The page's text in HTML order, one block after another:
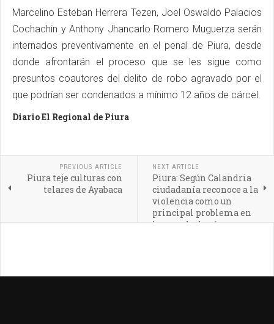
Marcelino Esteban Herrera Tezen, Joel Oswaldo Palacios
Cochachin y Anthony Jhancarlo Romero Muguerza serán
internados preventivamente en el penal de Piura, desde
donde afrontarán el proceso que se les sigue como
presuntos coautores del delito de robo agravado por el
que podrían ser condenados a mínimo 12 años de cárcel.
Diario El Regional de Piura
PREVIOUS ARTICLE
Piura teje culturas con
telares de Ayabaca
NEXT ARTICLE
Piura: Según Calandria
ciudadanía reconoce a la
violencia como un
principal problema en
la agenda de género